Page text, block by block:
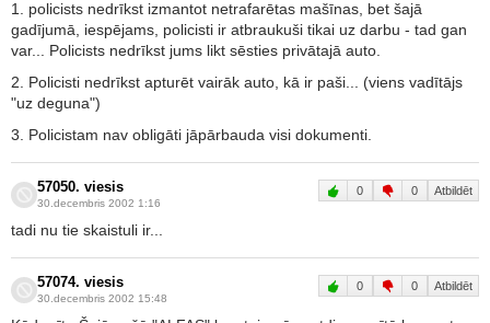
1. policists nedrīkst izmantot netrafarētas mašīnas, bet šajā
gadījumā, iespējams, policisti ir atbraukuši tikai uz darbu - tad gan
var... Policists nedrīkst jums likt sēsties privātajā auto.
2. Policisti nedrīkst apturēt vairāk auto, kā ir paši... (viens vadītājs
"uz deguna")
3. Policistam nav obligāti jāpārbauda visi dokumenti.
57050. viesis
30.decembris 2002 1:16
0 0 Atbildēt
tadi nu tie skaistuli ir...
57074. viesis
30.decembris 2002 15:48
0 0 Atbildēt